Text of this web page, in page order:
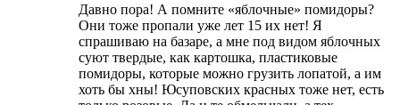
Давно пора! А помните «яблочные» помидоры?
Они тоже пропали уже лет 15 их нет! Я
спрашиваю на базаре, а мне под видом яблочных
суют твердые, как картошка, пластиковые
помидоры, которые можно грузить лопатой, а им
хоть бы хны! Юсуповских красных тоже нет, есть